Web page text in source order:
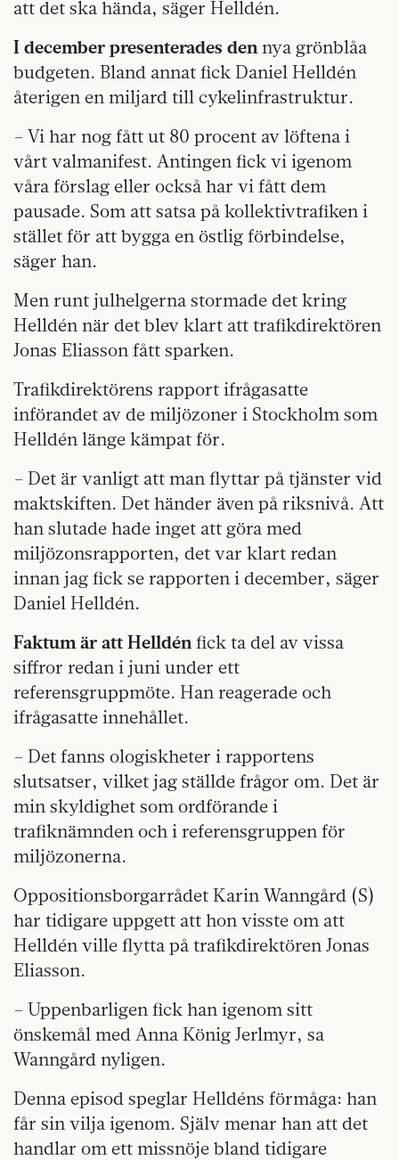
att det ska hända, säger Helldén.
I december presenterades den nya grönblåa
budgeten. Bland annat fick Daniel Helldén
återigen en miljard till cykelinfrastruktur.
– Vi har nog fått ut 80 procent av löftena i
vårt valmanifest. Antingen fick vi igenom
våra förslag eller också har vi fått dem
pausade. Som att satsa på kollektivtrafiken i
stället för att bygga en östlig förbindelse,
säger han.
Men runt julhelgerna stormade det kring
Helldén när det blev klart att trafikdirektören
Jonas Eliasson fått sparken.
Trafikdirektörens rapport ifrågasatte
införandet av de miljözoner i Stockholm som
Helldén länge kämpat för.
– Det är vanligt att man flyttar på tjänster vid
maktskiften. Det händer även på riksnivå. Att
han slutade hade inget att göra med
miljözonsrapporten, det var klart redan
innan jag fick se rapporten i december, säger
Daniel Helldén.
Faktum är att Helldén fick ta del av vissa
siffror redan i juni under ett
referensgruppmöte. Han reagerade och
ifrågasatte innehållet.
– Det fanns ologiskheter i rapportens
slutsatser, vilket jag ställde frågor om. Det är
min skyldighet som ordförande i
trafiknämnden och i referensgruppen för
miljözonerna.
Oppositionsborgarrådet Karin Wanngård (S)
har tidigare uppgett att hon visste om att
Helldén ville flytta på trafikdirektören Jonas
Eliasson.
– Uppenbarligen fick han igenom sitt
önskemål med Anna König Jerlmyr, sa
Wanngård nyligen.
Denna episod speglar Helldéns förmåga: han
får sin vilja igenom. Själv menar han att det
handlar om ett missnöje bland tidigare